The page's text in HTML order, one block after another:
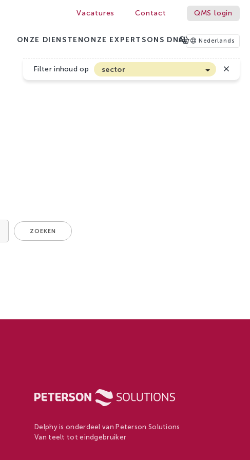
Vacatures Contact QMS login
ONZE DIENSTENONZE EXPERTSONS DNA Nederlands
Filter inhoud op
sector
ZOEKEN
Delphy is onderdeel van Peterson Solutions
Van teelt tot eindgebruiker